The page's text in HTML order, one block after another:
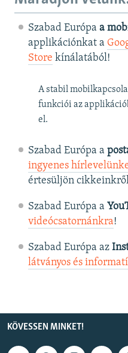
Szabad Európa a
applikációnkat a
Store kínálatából!
A stabil
funkciói az
el.
Szabad Európa a
ingyenes
értesüljön
Szabad Európa a
videócsatornánkra!
Szabad Európa az
látványos és
KÖVESSEN MINKET!